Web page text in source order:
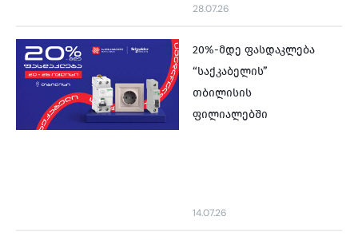
28.07.26
20%-მდე ფასდაკლება
“საქკაბელის”
თბილისის
ფილიალებში
14.07.26